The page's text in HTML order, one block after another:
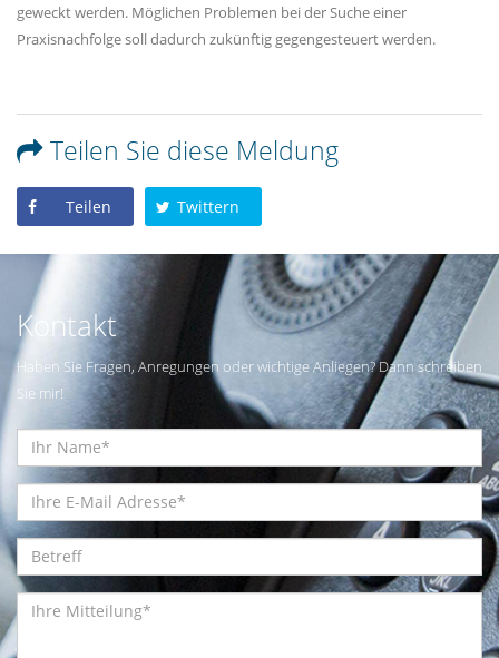
geweckt werden. Möglichen Problemen bei der Suche einer
Praxisnachfolge soll dadurch zukünftig gegengesteuert werden.
Teilen Sie diese Meldung
Teilen Twittern
Kontakt
Haben Sie Fragen, Anregungen oder wichtige Anliegen? Dann schreiben
Sie mir!